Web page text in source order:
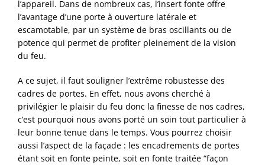
l’appareil. Dans de nombreux cas, l’insert fonte offre
l’avantage d’une porte à ouverture latérale et
escamotable, par un système de bras oscillants ou de
potence qui permet de profiter pleinement de la vision
du feu.
A ce sujet, il faut souligner l’extrême robustesse des
cadres de portes. En effet, nous avons cherché à
privilégier le plaisir du feu donc la finesse de nos cadres,
c’est pourquoi nous avons porté un soin tout particulier à
leur bonne tenue dans le temps. Vous pourrez choisir
aussi l’aspect de la façade : les encadrements de portes
étant soit en fonte peinte, soit en fonte traitée “façon